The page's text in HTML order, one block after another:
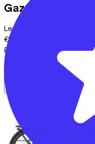
Gazelle
Leaseprijs p/m vanaf
€97,85
Prijs
Bespaar
€841,94
Bekijk